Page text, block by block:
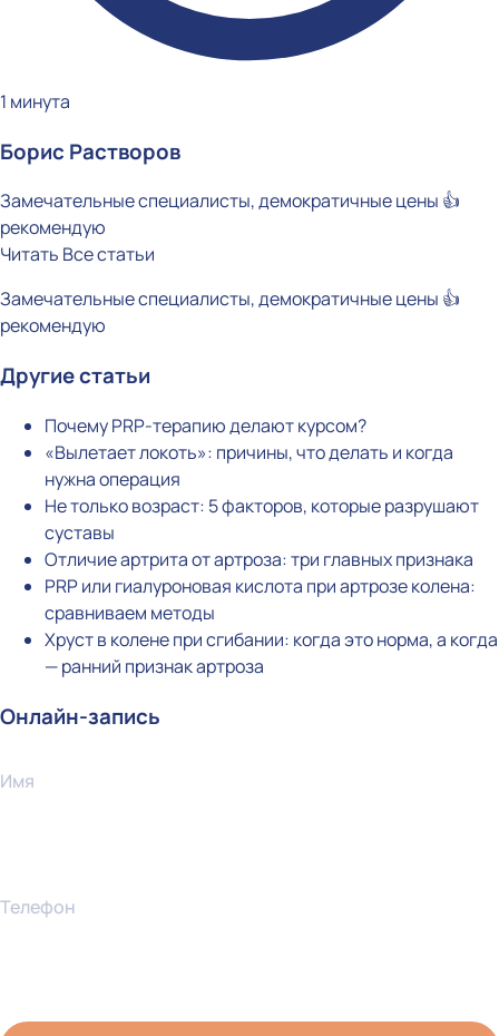
1 минута
Борис Растворов
Замечательные специалисты, демократичные цены 👍
рекомендую
Читать Все статьи
Замечательные специалисты, демократичные цены 👍
рекомендую
Другие статьи
Почему PRP-терапию делают курсом?
«Вылетает локоть»: причины, что делать и когда
нужна операция
Не только возраст: 5 факторов, которые разрушают
суставы
Отличие артрита от артроза: три главных признака
PRP или гиалуроновая кислота при артрозе колена:
сравниваем методы
Хруст в колене при сгибании: когда это норма, а когда
— ранний признак артроза
Онлайн-запись
Имя
Телефон